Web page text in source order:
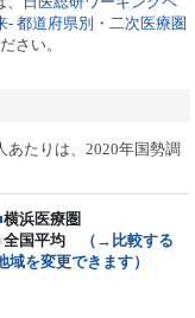
- 都道府県別・二次医療圏
さい。
たりは、2020年国勢調
横浜医療圏
全国平均
（→比較する
域を変更できます）